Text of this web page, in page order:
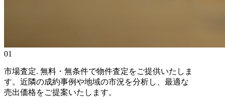
01
市場査定. 無料・無条件で物件査定をご提供いたしま
す。近隣の成約事例や地域の市況を分析し、最適な
売出価格をご提案いたします。